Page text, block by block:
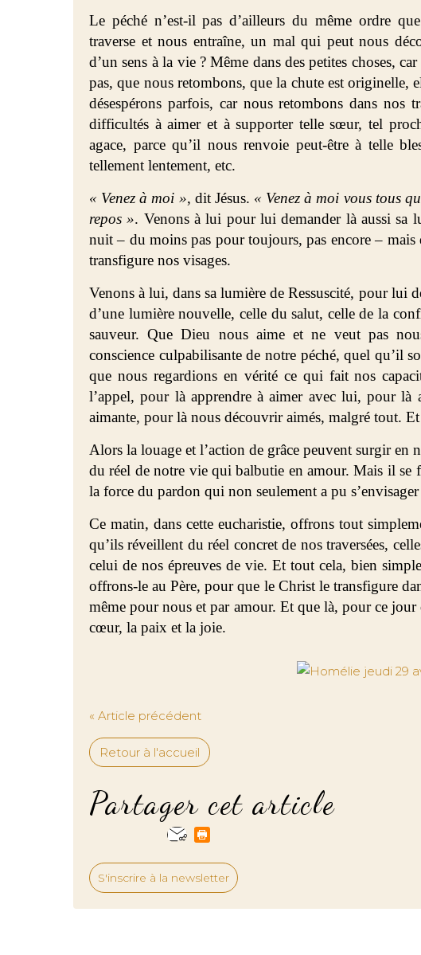
Le péché n’est-il pas d’ailleurs du même ordre
traverse et nous entraîne, un mal qui peut nous
d’un sens à la vie ? Même dans des petites choses,
pas, que nous retombons, que la chute est originelle,
désespérons parfois, car nous retombons dans nos
difficultés à aimer et à supporter telle sœur, tel
agace, parce qu’il nous renvoie peut-être à telle
tellement lentement, etc.
« Venez à moi », dit Jésus. « Venez à moi vous tous
repos ». Venons à lui pour lui demander là aussi sa
nuit – du moins pas pour toujours, pas encore – mais
transfigure nos visages.
Venons à lui, dans sa lumière de Ressuscité, pour lui
d’une lumière nouvelle, celle du salut, celle de la
sauveur. Que Dieu nous aime et ne veut pas
conscience culpabilisante de notre péché, quel qu’il
que nous regardions en vérité ce qui fait nos
l’appel, pour là apprendre à aimer avec lui, pour là
aimante, pour là nous découvrir aimés, malgré tout. Et
Alors la louage et l’action de grâce peuvent surgir en
du réel de notre vie qui balbutie en amour. Mais il se
la force du pardon qui non seulement a pu
Ce matin, dans cette eucharistie, offrons tout
qu’ils réveillent du réel concret de nos traversées,
celui de nos épreuves de vie. Et tout cela, bien
offrons-le au Père, pour que le Christ le transfigure
même pour nous et par amour. Et que là, pour ce
cœur, la paix et la joie.
« Article précédent
Retour à l'accueil
Partager cet article
S'inscrire à la newsletter